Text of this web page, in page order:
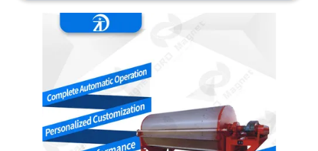
SITEMAP
PRIVACY
POLICY